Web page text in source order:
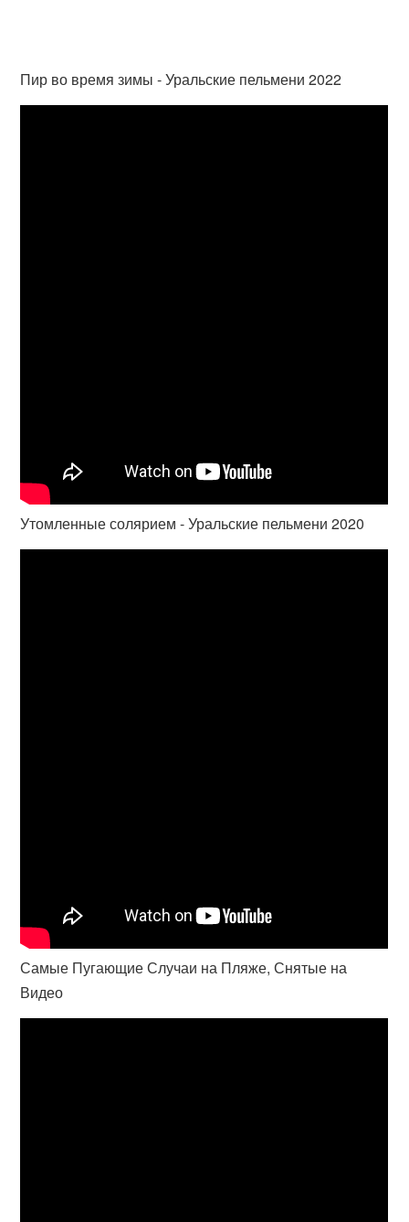
Пир во время зимы - Уральские пельмени 2022
Утомленные солярием - Уральские пельмени 2020
Самые Пугающие Случаи на Пляже, Снятые на
Видео